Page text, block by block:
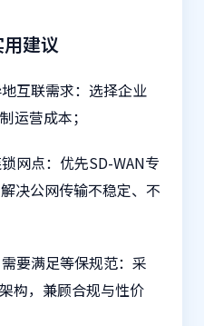
建议
互联需求：选择企业
运营成本；
网点：优先SD-WAN专
决公网传输不稳定、不
要满足等保规范：采
构，兼顾合规与性价